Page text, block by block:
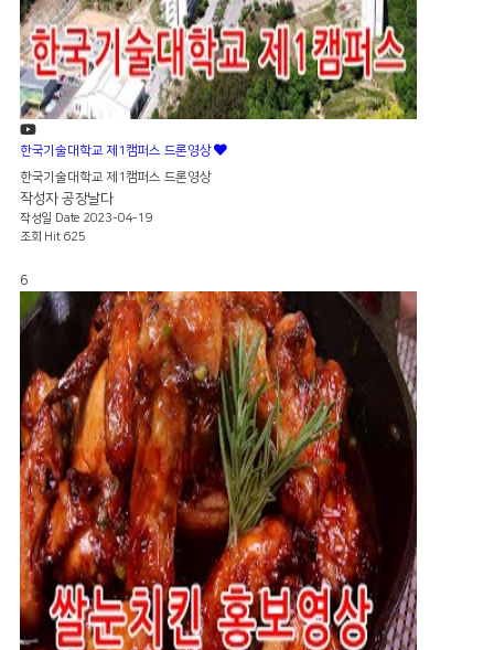
한국기술대학교 제1캠퍼스 드론영상
한국기술대학교 제1캠퍼스 드론영상
작성자 공장날다
작성일 Date 2023-04-19
조회 Hit 625
6